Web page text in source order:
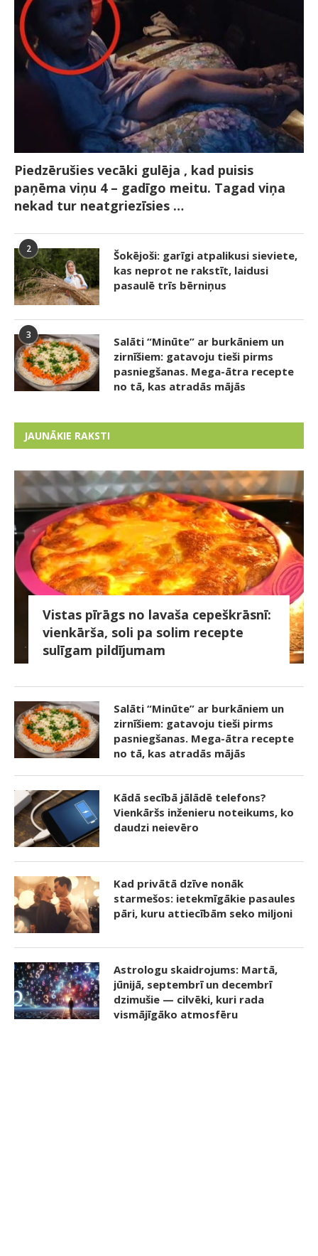
Piedzērušies vecāki gulēja , kad puisis
paņēma viņu 4 – gadīgo meitu. Tagad viņa
nekad tur neatgriezīsies …
2
Šokējoši: garīgi atpalikusi sieviete,
kas neprot ne rakstīt, laidusi
pasaulē trīs bērniņus
3
Salāti “Minūte” ar burkāniem un
zirnīšiem: gatavoju tieši pirms
pasniegšanas. Mega-ātra recepte
no tā, kas atradās mājās
JAUNĀKIE RAKSTI
Vistas pīrāgs no lavaša cepeškrāsnī:
vienkārša, soli pa solim recepte
sulīgam pildījumam
Salāti “Minūte” ar burkāniem un
zirnīšiem: gatavoju tieši pirms
pasniegšanas. Mega-ātra recepte
no tā, kas atradās mājās
Kādā secībā jālādē telefons?
Vienkāršs inženieru noteikums, ko
daudzi neievēro
Kad privātā dzīve nonāk
starmešos: ietekmīgākie pasaules
pāri, kuru attiecībām seko miljoni
Astrologu skaidrojums: Martā,
jūnijā, septembrī un decembrī
dzimušie — cilvēki, kuri rada
vismājīgāko atmosfēru